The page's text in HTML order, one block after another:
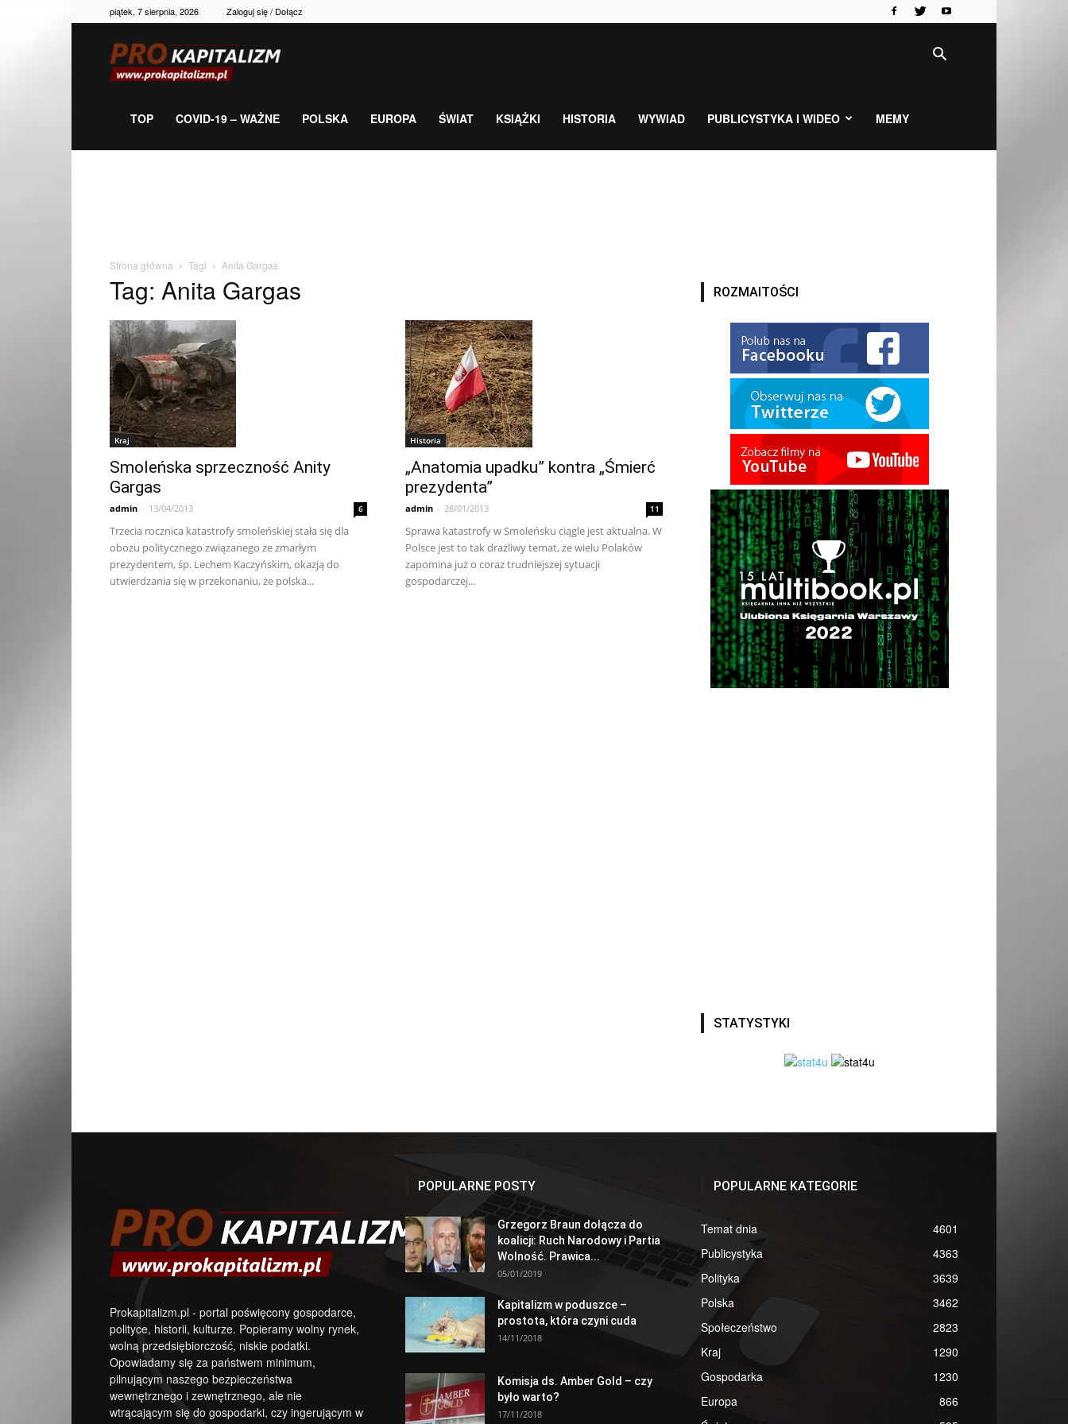
piątek, 7 sierpnia, 2026 Zaloguj się / Dołącz
gospodarka,
TOP COVID-19 – WAŻNE POLSKA EUROPA ŚWIAT KSIĄŻKI HISTORIA WYWIAD PUBLICYSTYKA I WIDEO MEMY
Strona główna Tagi Anita Gargas
Tag: Anita Gargas
Kraj
Smoleńska sprzeczność Anity
Gargas
admin - 13/04/2013 6
Trzecia rocznica katastrofy smoleńskiej stała się dla
obozu politycznego związanego ze zmarłym
prezydentem, śp. Lechem Kaczyńskim, okazją do
utwierdzania się w przekonaniu, że polska...
Historia
„Anatomia upadku” kontra „Śmierć
prezydenta”
admin - 28/01/2013 11
Sprawa katastrofy w Smoleńsku ciągle jest aktualna. W
Polsce jest to tak drażliwy temat, że wielu Polaków
zapomina już o coraz trudniejszej sytuacji
gospodarczej...
ROZMAITOŚCI
STATYSTYKI
Prokapitalizm.pl - portal poświęcony gospodarce,
polityce, historii, kulturze. Popieramy wolny rynek,
wolną przedsiębiorczość, niskie podatki.
Opowiadamy się za państwem minimum,
pilnującym naszego bezpieczeństwa
wewnętrznego i zewnętrznego, ale nie
wtrącającym się do gospodarki, czy ingerującym w
POPULARNE POSTY
Grzegorz Braun dołącza do
koalicji: Ruch Narodowy i Partia
Wolność. Prawica...
05/01/2019
Kapitalizm w poduszce –
prostota, która czyni cuda
14/11/2018
Komisja ds. Amber Gold – czy
było warto?
17/11/2018
POPULARNE KATEGORIE
Temat dnia
4601
Publicystyka
4363
Polityka
3639
Polska
3462
Społeczeństwo
2823
Kraj
1290
Gospodarka
1230
Europa
866